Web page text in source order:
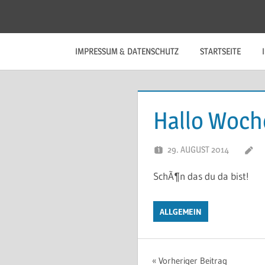
IMPRESSUM & DATENSCHUTZ STARTSEITE
Hallo
29. AUGUST 2014
SchÃ¶n das du da bist!
ALLGEMEIN
Vorheriger Beitrag